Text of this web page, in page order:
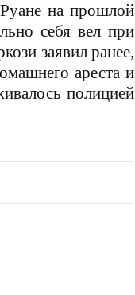
на прошлой
себя вел при
заявил ранее,
ареста и
полицией